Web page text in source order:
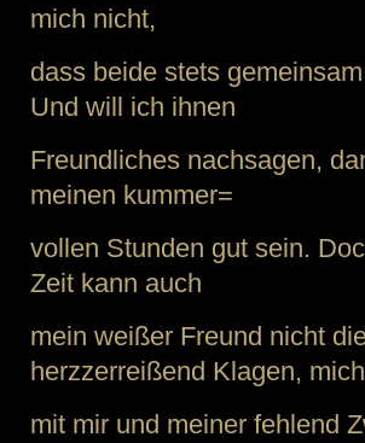
mich nicht,
dass beide stets
Und will ich ihnen
Freundliches nachsagen,
meinen kummer=
vollen Stunden gut sein.
Zeit kann auch
mein weißer Freund nicht
herzzerreißend Klagen, mich
mit mir und meiner fehlend